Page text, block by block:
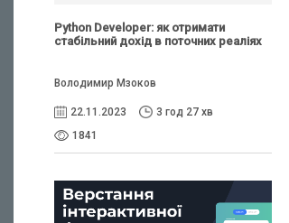
Python Developer: як отримати
стабільний дохід в поточних реаліях
Володимир Мзоков
22.11.2023
3 год 27 хв
1841